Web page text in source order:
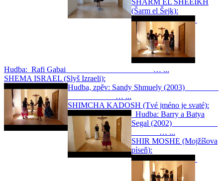
SHARM EL SHEEIKH
(Šarm el Šejk):
Hudba: Rafi Gabai … ...
SHEMA ISRAEL (Slyš Izraeli):
Hudba, zpěv: Sandy Shmuely (2003)
… ...
SHIMCHA KADOSH (Tvé jméno je svaté):
Hudba: Barry a Batya
Segal (2002)
… ...
SHIR MOSHE (Mojžíšova
píseň):